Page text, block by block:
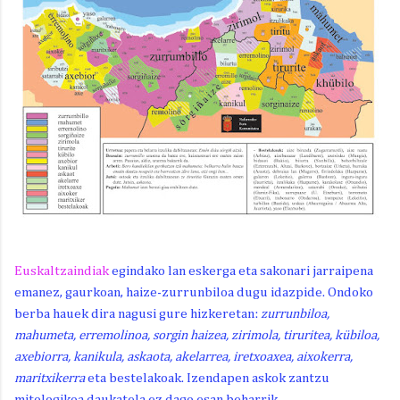
Euskaltzaindiak egindako lan eskerga eta sakonari jarraipena
emanez, gaurkoan, haize-zurrunbiloa dugu idazpide. Ondoko
berba hauek dira nagusi gure hizkeretan: zurrunbiloa,
mahumeta, erremolinoa, sorgin haizea, zirimola, tiruritea, kübiloa,
axebiorra, kanikula, askaota, akelarrea, iretxoaxea, aixokerra,
maritxikerraeta bestelakoak. Izendapen askok zantzu